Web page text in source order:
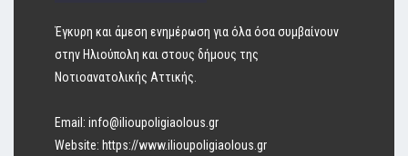
Έγκυρη και άμεση ενημέρωση για όλα όσα συμβαίνουν
στην Ηλιούπολη και στους δήμους της
Νοτιοανατολικής Αττικής.
Email: info@ilioupoligiaolous.gr
Website: https://www.ilioupoligiaolous.gr